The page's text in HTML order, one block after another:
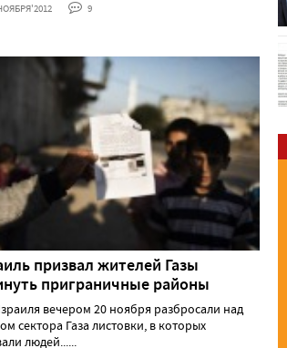
9
призвал жителей Газы
приграничные районы
вечером 20 ноября разбросали над
сектора Газа листовки, в которых
людей......